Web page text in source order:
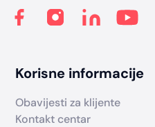
Korisne informacije
Obavijesti za klijente
Kontakt centar